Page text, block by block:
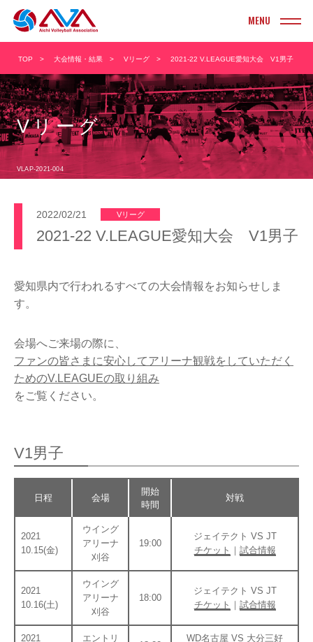
INFORMATION
TOURNAMENT
大会情報・結果
実業団 ヤングクラブ
ソフト
ママさん
小学校
ASSOCIATION
協会
TEAM
PAST RECORD
過去記録
TOP 大会情報・結果 Vリーグ 2021-22 V.LEAGUE愛知大会 V1男子
Vリーグ
VLAP-2021-004
2022/02/21 Vリーグ
2021-22 V.LEAGUE愛知大会 V1男子
愛知県内で行われるすべての大会情報をお知らせしま
す。
会場へご来場の際に、
ファンの皆さまに安心してアリーナ観戦をしていただく
ためのV.LEAGUEの取り組み
をご覧ください。
V1男子
日程 会場
開始
時間
対戦
2021
10.15(金)
ウイング
アリーナ
刈谷
19:00
ジェイテクト VS JT
チケット ｜ 試合情報
2021
10.16(土)
ウイング
アリーナ
刈谷
18:00
ジェイテクト VS JT
チケット ｜ 試合情報
2021
エントリ
WD名古屋 VS 大分三好